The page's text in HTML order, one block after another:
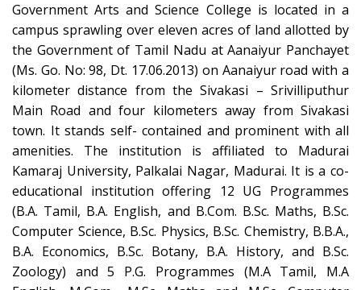
Government Arts and Science College is located in a
campus sprawling over eleven acres of land allotted by
the Government of Tamil Nadu at Aanaiyur Panchayet
(Ms. Go. No: 98, Dt. 17.06.2013) on Aanaiyur road with a
kilometer distance from the Sivakasi – Srivilliputhur
Main Road and four kilometers away from Sivakasi
town. It stands self- contained and prominent with all
amenities. The institution is affiliated to Madurai
Kamaraj University, Palkalai Nagar, Madurai. It is a co-
educational institution offering 12 UG Programmes
(B.A. Tamil, B.A. English, and B.Com. B.Sc. Maths, B.Sc.
Computer Science, B.Sc. Physics, B.Sc. Chemistry, B.B.A.,
B.A. Economics, B.Sc. Botany, B.A. History, and B.Sc.
Zoology) and 5 P.G. Programmes (M.A Tamil, M.A